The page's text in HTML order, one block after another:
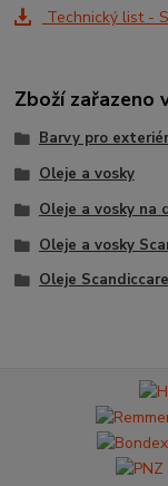
Technický list -
Zboží zařazeno
Barvy pro exteriér
Oleje a vosky
Oleje a vosky na
Oleje a vosky
Oleje Scandiccare